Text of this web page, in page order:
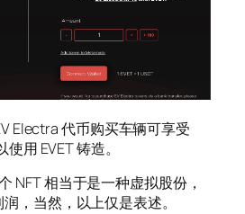
Electra 代币购买车辆可享受
用 EVET 铸造。
NFT 相当于是一种虚拟股份，
，当然，以上仅是表述。